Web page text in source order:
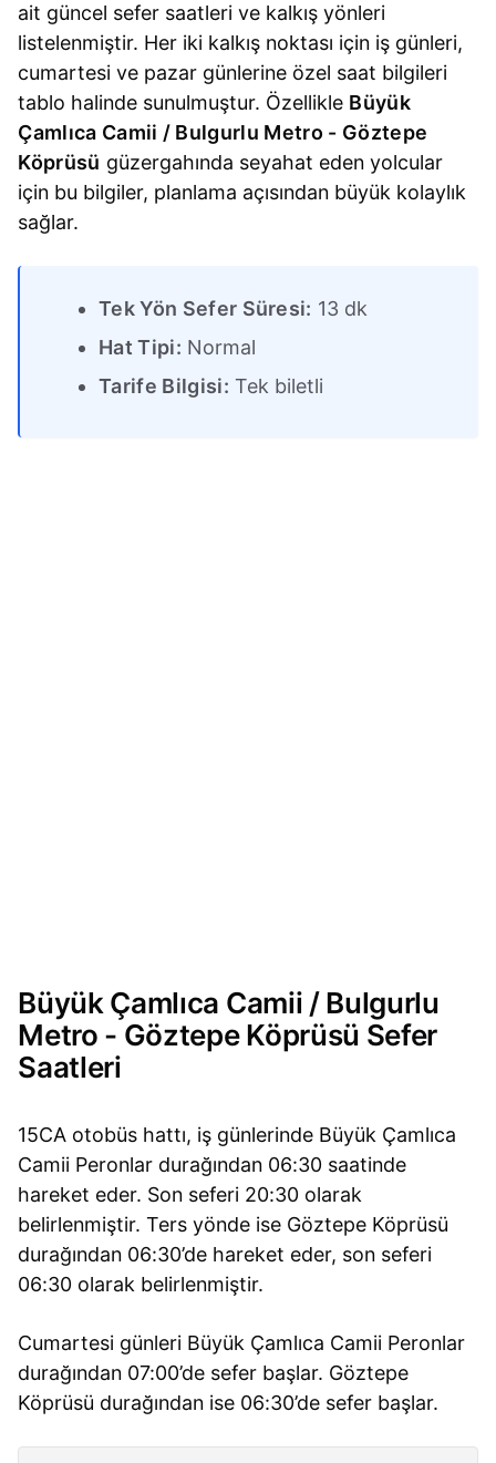
ait güncel sefer saatleri ve kalkış yönleri
listelenmiştir. Her iki kalkış noktası için iş günleri,
cumartesi ve pazar günlerine özel saat bilgileri
tablo halinde sunulmuştur. Özellikle Büyük
Çamlıca Camii / Bulgurlu Metro - Göztepe
Köprüsü güzergahında seyahat eden yolcular
için bu bilgiler, planlama açısından büyük kolaylık
sağlar.
Tek Yön Sefer Süresi: 13 dk
Hat Tipi: Normal
Tarife Bilgisi: Tek biletli
Büyük Çamlıca Camii / Bulgurlu
Metro - Göztepe Köprüsü Sefer
Saatleri
15CA otobüs hattı, iş günlerinde Büyük Çamlıca
Camii Peronlar durağından 06:30 saatinde
hareket eder. Son seferi 20:30 olarak
belirlenmiştir. Ters yönde ise Göztepe Köprüsü
durağından 06:30’de hareket eder, son seferi
06:30 olarak belirlenmiştir.
Cumartesi günleri Büyük Çamlıca Camii Peronlar
durağından 07:00’de sefer başlar. Göztepe
Köprüsü durağından ise 06:30’de sefer başlar.